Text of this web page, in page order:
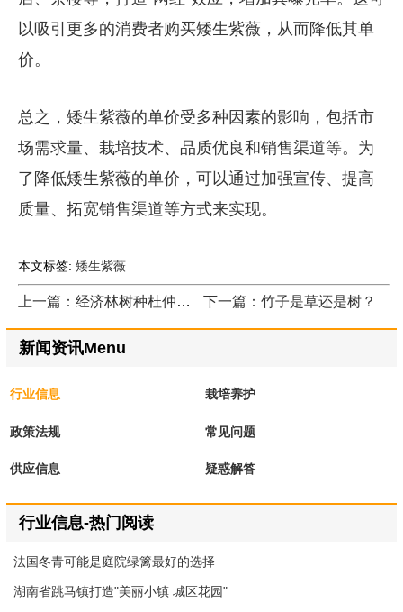
以吸引更多的消费者购买矮生紫薇，从而降低其单
价。
总之，矮生紫薇的单价受多种因素的影响，包括市
场需求量、栽培技术、品质优良和销售渠道等。为
了降低矮生紫薇的单价，可以通过加强宣传、提高
质量、拓宽销售渠道等方式来实现。
本文标签: 矮生紫薇
上一篇：经济林树种杜仲广泛用于园林绿化 下一篇：竹子是草还是树？
新闻资讯Menu
行业信息 栽培养护
政策法规 常见问题
供应信息 疑惑解答
行业信息-热门阅读
法国冬青可能是庭院绿篱最好的选择
湖南省跳马镇打造"美丽小镇 城区花园"